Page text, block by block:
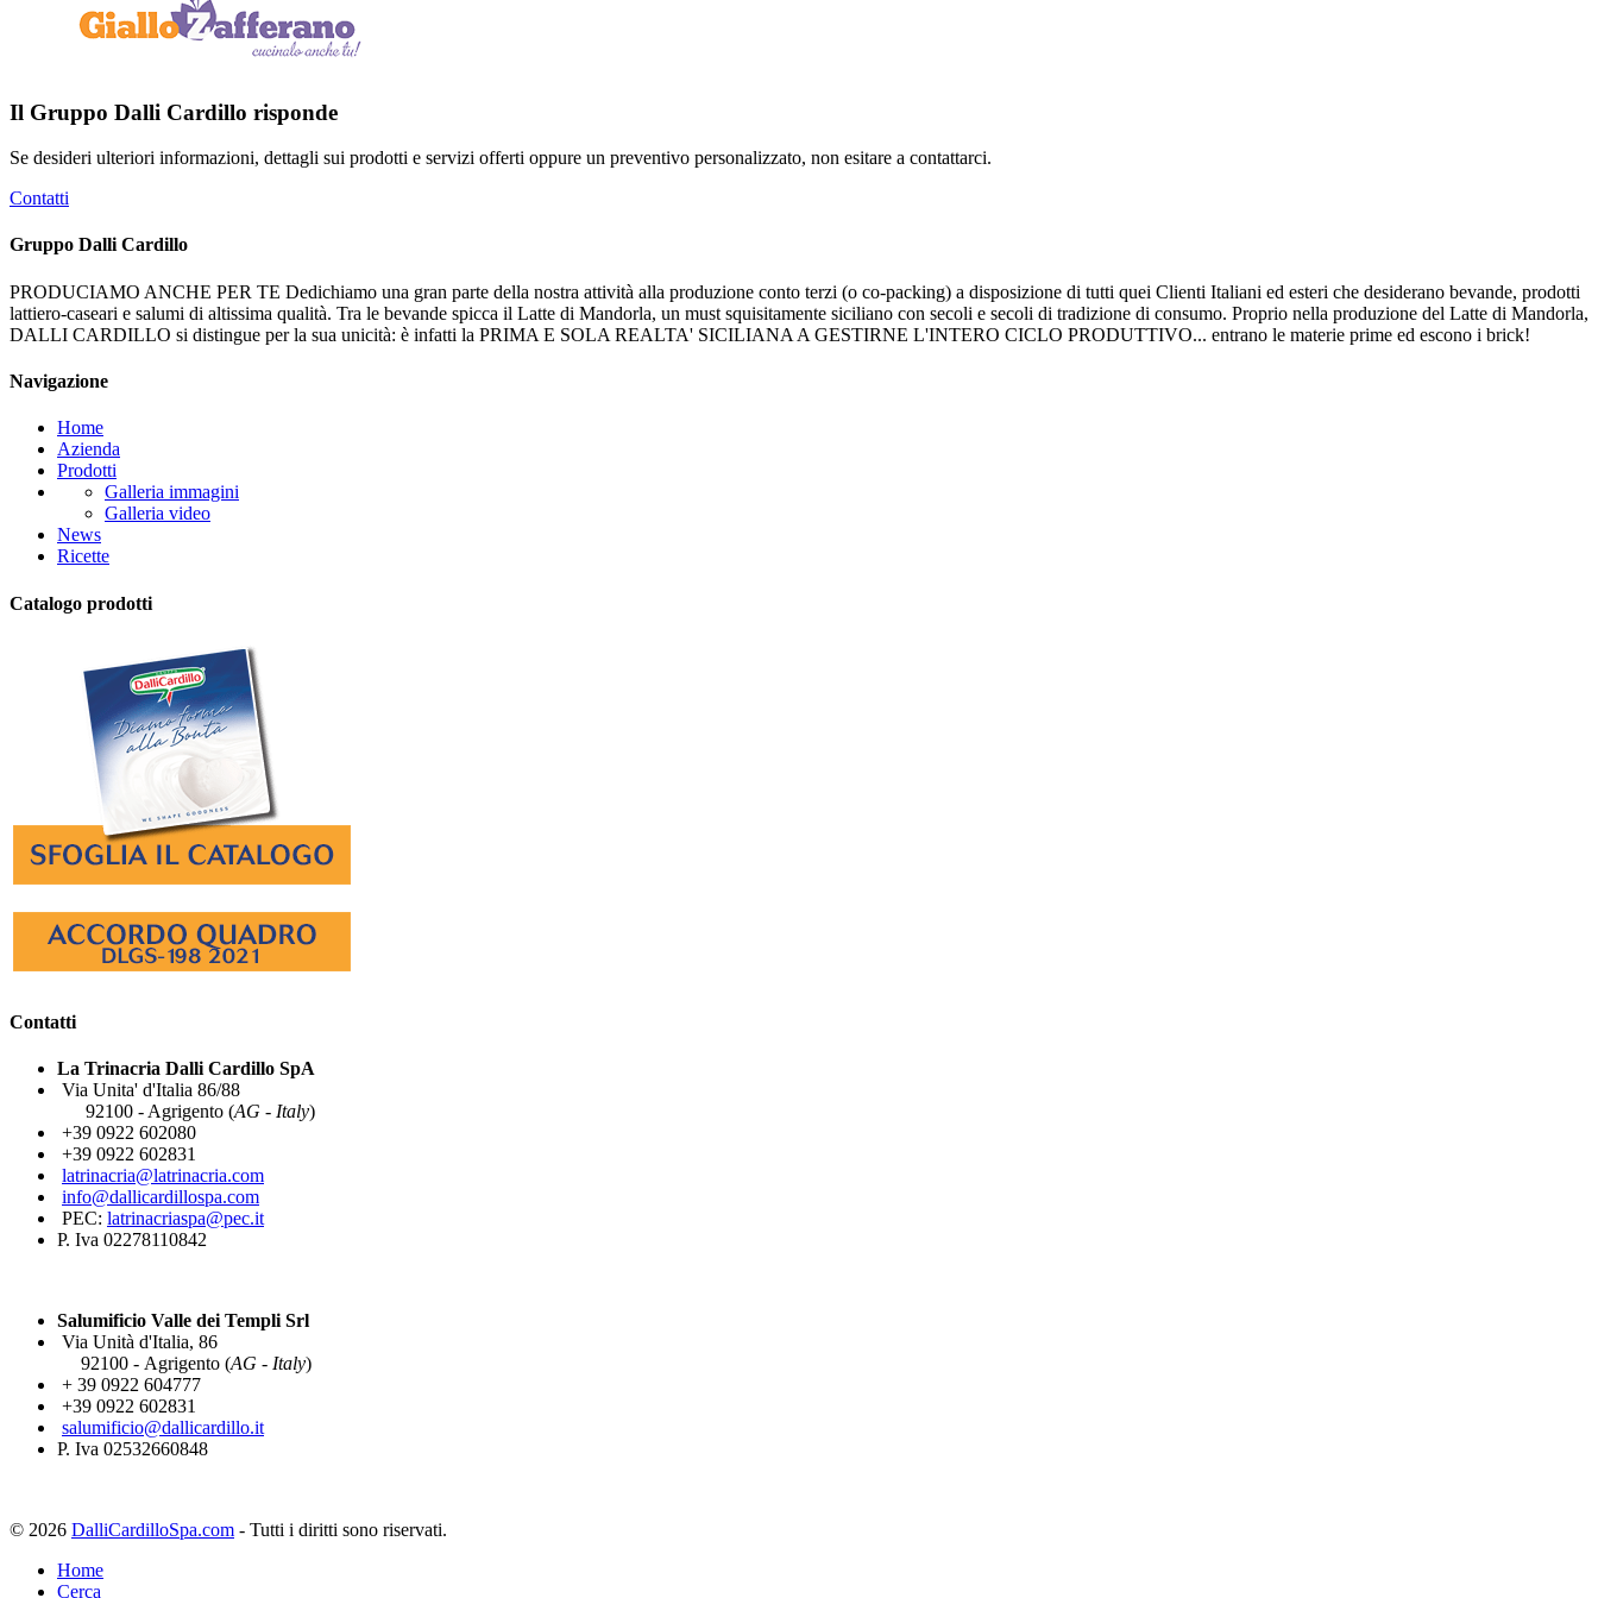
Il Gruppo Dalli Cardillo risponde
Se desideri ulteriori informazioni, dettagli sui prodotti e servizi offerti oppure un preventivo personalizzato, non esitare a contattarci.
Contatti
Gruppo Dalli Cardillo
PRODUCIAMO ANCHE PER TE Dedichiamo una gran parte della nostra attività alla produzione conto terzi (o co-packing) a disposizione di tutti quei Clienti Italiani ed esteri che desiderano bevande, prodotti
lattiero-caseari e salumi di altissima qualità. Tra le bevande spicca il Latte di Mandorla, un must squisitamente siciliano con secoli e secoli di tradizione di consumo. Proprio nella produzione del Latte di Mandorla,
DALLI CARDILLO si distingue per la sua unicità: è infatti la PRIMA E SOLA REALTA' SICILIANA A GESTIRNE L'INTERO CICLO PRODUTTIVO... entrano le materie prime ed escono i brick!
Navigazione
Home
Azienda
Prodotti
Galleria immagini
Galleria video
News
Ricette
Catalogo prodotti
Contatti
La Trinacria Dalli Cardillo SpA
Via Unita' d'Italia 86/88
92100 - Agrigento (AG - Italy)
+39 0922 602080
+39 0922 602831
latrinacria@latrinacria.com
info@dallicardillospa.com
PEC: latrinacriaspa@pec.it
P. Iva 02278110842
Salumificio Valle dei Templi Srl
Via Unità d'Italia, 86
92100 - Agrigento (AG - Italy)
+ 39 0922 604777
+39 0922 602831
salumificio@dallicardillo.it
P. Iva 02532660848
© 2026 DalliCardilloSpa.com - Tutti i diritti sono riservati.
Home
Cerca